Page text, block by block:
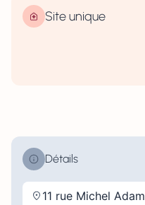
Site unique
Détails
11 rue Michel Adam